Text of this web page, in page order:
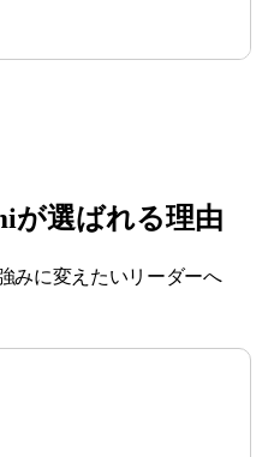
が選ばれる理由
みに変えたいリーダーへ